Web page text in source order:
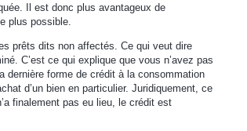
Il est donc plus avantageux de
plus possible.
prêts dits non affectés. Ce qui veut dire
C’est ce qui explique que vous n’avez pas
dernière forme de crédit à la consommation
d’un bien en particulier. Juridiquement, ce
finalement pas eu lieu, le crédit est